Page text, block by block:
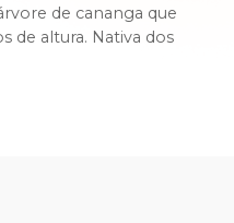
de cananga que
de altura. Nativa dos